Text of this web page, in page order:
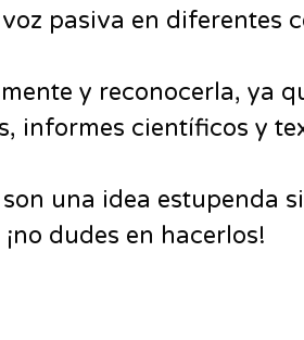
pasiva en diferentes
y reconocerla, ya
informes científicos y
una idea estupenda
dudes en hacerlos!